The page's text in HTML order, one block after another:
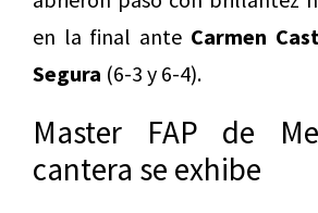
en la final ante Carmen
Segura (6-3 y 6-4).
Master FAP de
cantera se exhibe